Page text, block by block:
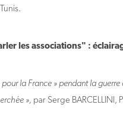
les associations" :
la France » pendant la
», par Serge BARCELLINI,